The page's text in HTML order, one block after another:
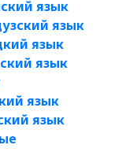
язык
язык
язык
язык
язык
язык